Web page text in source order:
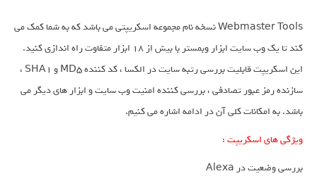
Webmaster Tools نسخه نام مجموعه اسکریپتی می باشد که به شما کمک می
کند تا یک وب سایت ابزار وبمستر با بیش از 18 ابزار متفاوت راه اندازی کنید.
این اسکریپت قابلیت بررسی رتبه سایت در الکسا ، کد کننده MD5 و SHA1 ،
سازنده رمز عبور تصادفی ، بررسی کننده امنیت وب سایت و ابزار های دیگر می
باشد. به امکانات کلی آن در ادامه اشاره می کنیم.
ویژگی های اسکریپت :
بررسی وضعیت در Alexa